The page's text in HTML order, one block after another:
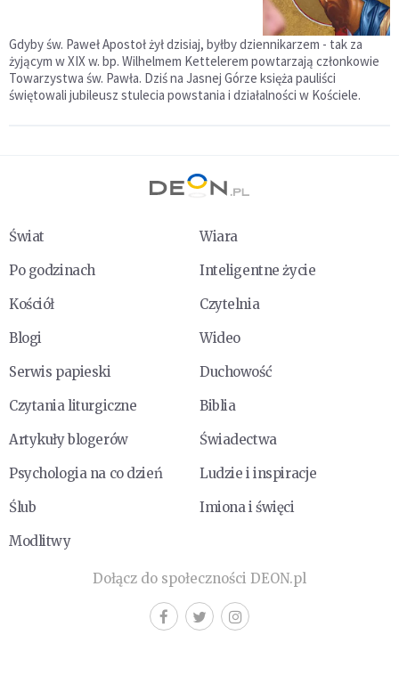
Gdyby św. Paweł Apostoł żył dzisiaj, byłby dziennikarzem - tak za
żyjącym w XIX w. bp. Wilhelmem Kettelerem powtarzają członkowie
Towarzystwa św. Pawła. Dziś na Jasnej Górze księża pauliści
świętowali jubileusz stulecia powstania i działalności w Kościele.
Świat
Wiara
Po godzinach
Inteligentne życie
Kościół
Czytelnia
Blogi
Wideo
Serwis papieski
Duchowość
Czytania liturgiczne
Biblia
Artykuły blogerów
Świadectwa
Psychologia na co dzień
Ludzie i inspiracje
Ślub
Imiona i święci
Modlitwy
Dołącz do społeczności DEON.pl